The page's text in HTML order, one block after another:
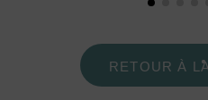
RETOUR À